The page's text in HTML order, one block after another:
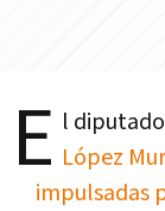
E l
López
impulsadas